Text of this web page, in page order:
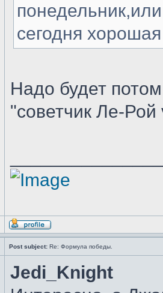
сегодня
Надо будет
"советчик Ле-Рой
Post subject: Re: Формула победы.
Jedi_Knight